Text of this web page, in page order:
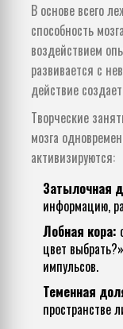
В основе всего
способность
воздействием
развивается с
действие
Творческие
мозга
активизируются:
Затылочная
информацию,
Лобная кора:
цвет
импульсов.
Теменная
пространстве